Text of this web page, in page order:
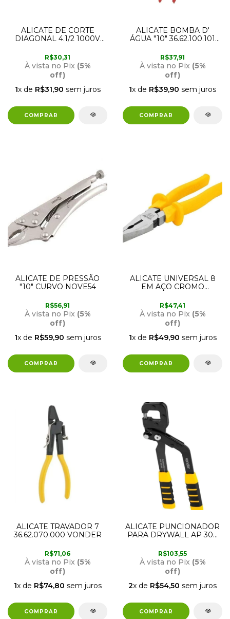
ALICATE DE CORTE
DIAGONAL 4.1/2 1000V
R$30,31
À vista no Pix (5%
off)
1x de R$31,90 sem juros
ALICATE BOMBA D'
ÁGUA "10" 36.62.100.101
R$37,91
À vista no Pix (5%
off)
1x de R$39,90 sem juros
ALICATE DE PRESSÃO
"10" CURVO NOVE54
R$56,91
À vista no Pix (5%
off)
1x de R$59,90 sem juros
ALICATE UNIVERSAL 8
EM AÇO CROMO
ISOLAÇÃO ATÉ 1.000V
36.62.000.008 VONDER
R$47,41
À vista no Pix (5%
off)
1x de R$49,90 sem juros
ALICATE TRAVADOR 7
36.62.070.000 VONDER
R$71,06
À vista no Pix (5%
off)
1x de R$74,80 sem juros
ALICATE PUNCIONADOR
PARA DRYWALL AP 300
R$103,55
À vista no Pix (5%
off)
2x de R$54,50 sem juros